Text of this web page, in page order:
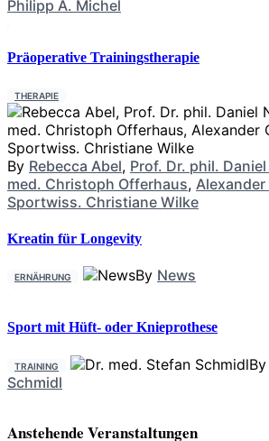
Philipp A. Michel
Präoperative Trainingstherapie
THERAPIE
By Rebecca Abel, Prof. Dr. phil.
med. Christoph Offerhaus, Alexander
Sportwiss. Christiane Wilke
Kreatin für Longevity
ERNÄHRUNG By News
Sport mit Hüft- oder Knieprothese
TRAINING By
Schmidl
Anstehende Veranstaltungen